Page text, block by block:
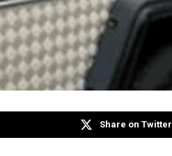
Share on Twitter